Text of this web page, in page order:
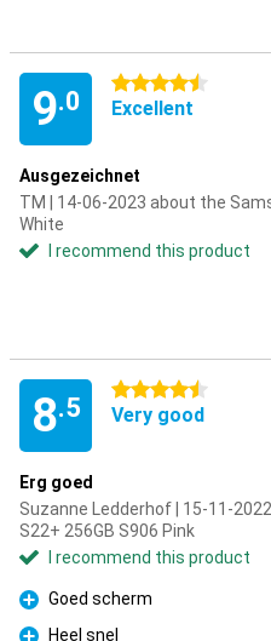
9.0
4.5 stars
Excellent
Ausgezeichnet
TM | 14-06-2023 about the
White
I recommend this product
8.5
4.5 stars
Very good
Erg goed
Suzanne Ledderhof | 15-11-
S22+ 256GB S906 Pink
I recommend this product
Pro
Goed scherm
Heel snel